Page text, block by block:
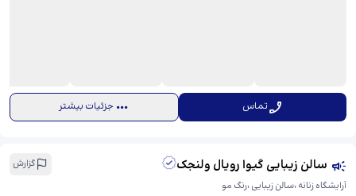
تماس جزئیات بیشتر
سالن زیبایی گیوا رویال ولنجک
گزارش
آرایشگاه زنانه ،سالن زیبایی ،رنگ مو